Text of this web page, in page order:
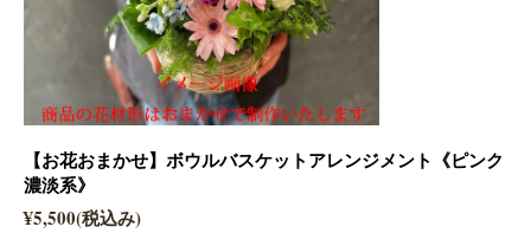
【お花おまかせ】ボウルバスケットアレンジメント《ピンク
濃淡系》
¥5,500(税込み)